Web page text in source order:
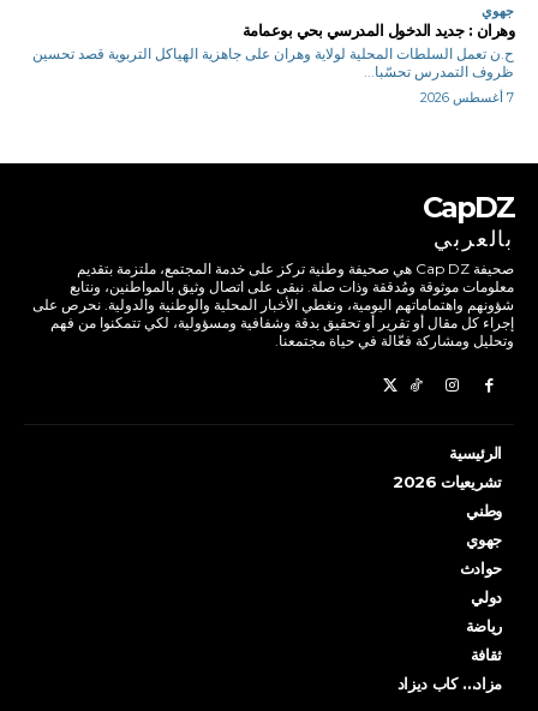
جهوي
وهران : جديد الدخول المدرسي بحي بوعمامة
ح.ن تعمل السلطات المحلية لولاية وهران على جاهزية الهياكل التربوية قصد تحسين
ظروف التمدرس تحسّبا...
7 أغسطس 2026
CapDZ
بالعربي
صحيفة Cap DZ هي صحيفة وطنية تركز على خدمة المجتمع، ملتزمة بتقديم
معلومات موثوقة ومُدققة وذات صلة. نبقى على اتصال وثيق بالمواطنين، ونتابع
شؤونهم واهتماماتهم اليومية، ونغطي الأخبار المحلية والوطنية والدولية. نحرص على
إجراء كل مقال أو تقرير أو تحقيق بدقة وشفافية ومسؤولية، لكي تتمكنوا من فهم
وتحليل ومشاركة فعّالة في حياة مجتمعنا.
الرئيسية
تشريعيات 2026
وطني
جهوي
حوادث
دولي
رياضة
ثقافة
مزاد… كاب ديزاد